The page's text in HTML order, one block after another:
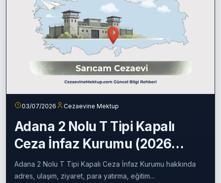
03/07/2026 Cezaevine Mektup
Adana 2 Nolu T Tipi Kapalı
Ceza İnfaz Kurumu (2026
Güncel Rehber)
Adana 2 Nolu T Tipi Kapalı Ceza İnfaz Kurumu hakkında
adres, ulaşım, ziyaret, para yatırma, eğitim...